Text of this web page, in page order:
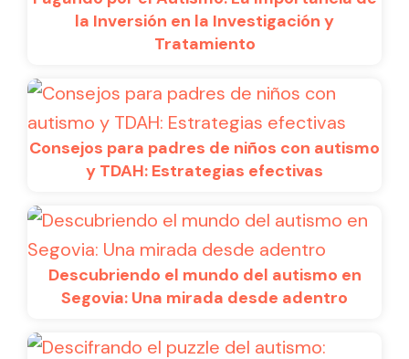
la Inversión en la Investigación y
Tratamiento
Consejos para padres de niños con autismo
y TDAH: Estrategias efectivas
Descubriendo el mundo del autismo en
Segovia: Una mirada desde adentro